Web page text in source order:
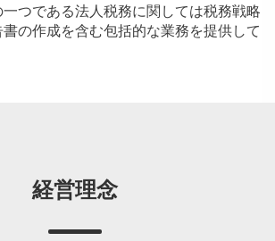
つである法人税務に関しては税務戦略
の作成を含む包括的な業務を提供して
経営理念